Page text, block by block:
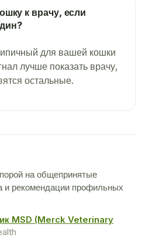
к врачу, если
для вашей кошки
лучше показать врачу,
остальные.
на общепринятые
и рекомендации профильных
MSD (Merck Veterinary